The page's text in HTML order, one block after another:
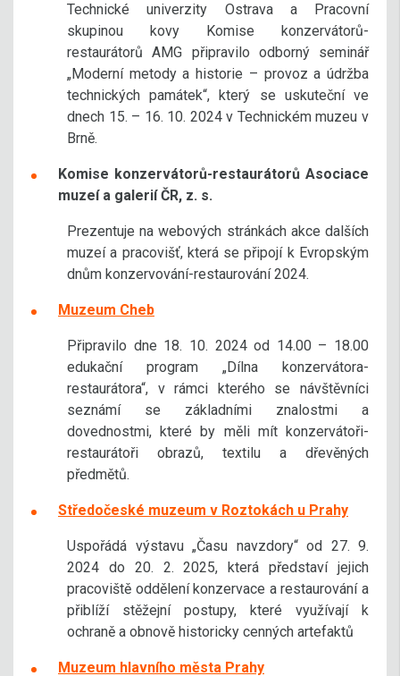
Technické univerzity Ostrava a Pracovní
skupinou kovy Komise konzervátorů-
restaurátorů AMG připravilo odborný seminář
„Moderní metody a historie – provoz a údržba
technických památek“, který se uskuteční ve
dnech 15. – 16. 10. 2024 v Technickém muzeu v
Brně.
Komise konzervátorů-restaurátorů Asociace
muzeí a galerií ČR, z. s.
Prezentuje na webových stránkách akce dalších
muzeí a pracovišť, která se připojí k Evropským
dnům konzervování-restaurování 2024.
Muzeum Cheb
Připravilo dne 18. 10. 2024 od 14.00 – 18.00
edukační program „Dílna konzervátora-
restaurátora“, v rámci kterého se návštěvníci
seznámí se základními znalostmi a
dovednostmi, které by měli mít konzervátoři-
restaurátoři obrazů, textilu a dřevěných
předmětů.
Středočeské muzeum v Roztokách u Prahy
Uspořádá výstavu „Času navzdory“ od 27. 9.
2024 do 20. 2. 2025, která představí jejich
pracoviště oddělení konzervace a restaurování a
přiblíží stěžejní postupy, které využívají k
ochraně a obnově historicky cenných artefaktů
Muzeum hlavního města Prahy